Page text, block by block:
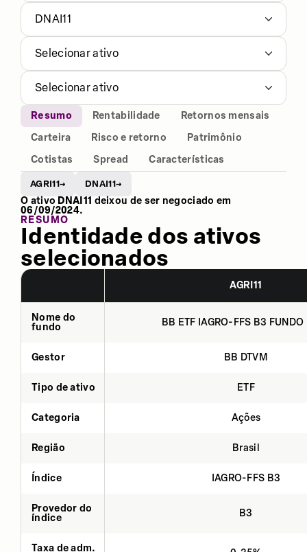
DNAI11
Selecionar ativo
Selecionar ativo
Resumo Rentabilidade
Retornos mensais
Carteira
Risco e retorno
Patrimônio
Cotistas
Spread Características
AGRI11→ DNAI11→
O ativo DNAI11 deixou de ser negociado em
06/09/2024.
RESUMO
Identidade dos ativos
selecionados
AGRI11
Nome do
fundo
BB ETF IAGRO-FFS B3
Gestor BB DTVM
Tipo de ativo ETF
Categoria Ações
Região Brasil
Índice IAGRO-FFS B3
Provedor do
índice
B3
Taxa de adm.